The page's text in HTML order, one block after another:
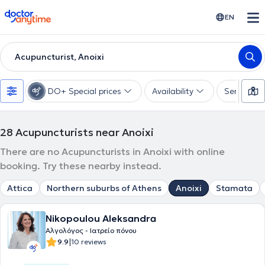
doctoranytime EN
Acupuncturist, Anoixi
DO+ Special prices Availability Services
28 Acupuncturists near Anoixi
There are no Acupuncturists in Anoixi with online
booking. Try these nearby instead.
Attica Northern suburbs of Athens Anoixi Stamata
Nikopoulou Aleksandra
Αλγολόγος - Ιατρείο πόνου
9.9|10 reviews